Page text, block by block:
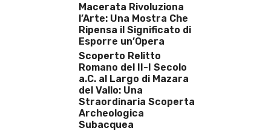
Macerata Rivoluziona
l’Arte: Una Mostra Che
Ripensa il Significato di
Esporre un’Opera
Scoperto Relitto
Romano del II-I Secolo
a.C. al Largo di Mazara
del Vallo: Una
Straordinaria Scoperta
Archeologica
Subacquea